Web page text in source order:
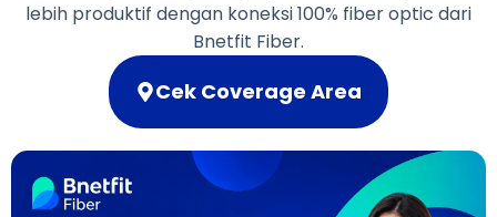
lebih produktif dengan koneksi 100% fiber optic dari
Bnetfit Fiber.
Cek Coverage Area